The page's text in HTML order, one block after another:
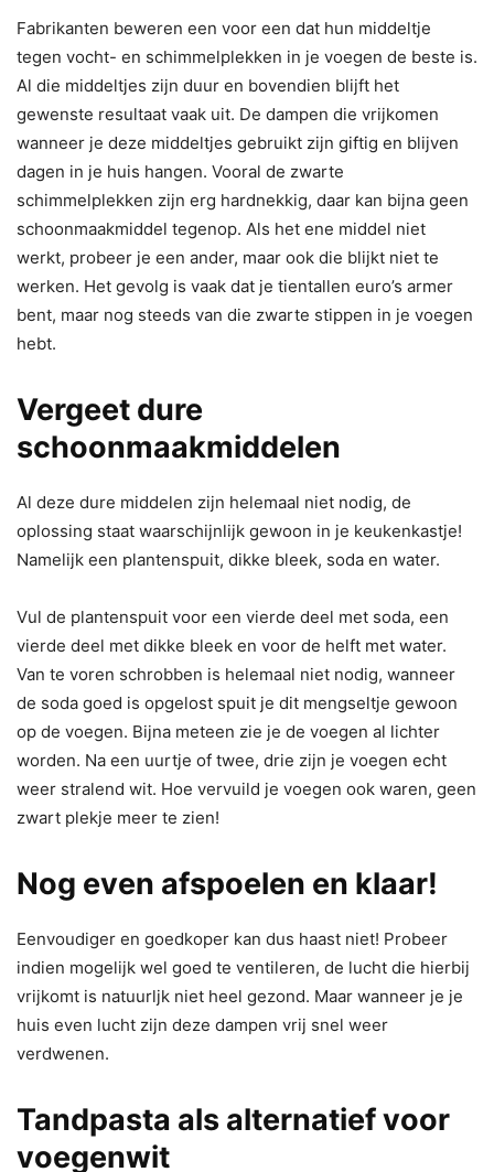
Fabrikanten beweren een voor een dat hun middeltje
tegen vocht- en schimmelplekken in je voegen de beste is.
Al die middeltjes zijn duur en bovendien blijft het
gewenste resultaat vaak uit. De dampen die vrijkomen
wanneer je deze middeltjes gebruikt zijn giftig en blijven
dagen in je huis hangen. Vooral de zwarte
schimmelplekken zijn erg hardnekkig, daar kan bijna geen
schoonmaakmiddel tegenop. Als het ene middel niet
werkt, probeer je een ander, maar ook die blijkt niet te
werken. Het gevolg is vaak dat je tientallen euro’s armer
bent, maar nog steeds van die zwarte stippen in je voegen
hebt.
Vergeet dure
schoonmaakmiddelen
Al deze dure middelen zijn helemaal niet nodig, de
oplossing staat waarschijnlijk gewoon in je keukenkastje!
Namelijk een plantenspuit, dikke bleek, soda en water.
Vul de plantenspuit voor een vierde deel met soda, een
vierde deel met dikke bleek en voor de helft met water.
Van te voren schrobben is helemaal niet nodig, wanneer
de soda goed is opgelost spuit je dit mengseltje gewoon
op de voegen. Bijna meteen zie je de voegen al lichter
worden. Na een uurtje of twee, drie zijn je voegen echt
weer stralend wit. Hoe vervuild je voegen ook waren, geen
zwart plekje meer te zien!
Nog even afspoelen en klaar!
Eenvoudiger en goedkoper kan dus haast niet! Probeer
indien mogelijk wel goed te ventileren, de lucht die hierbij
vrijkomt is natuurljk niet heel gezond. Maar wanneer je je
huis even lucht zijn deze dampen vrij snel weer
verdwenen.
Tandpasta als alternatief voor
voegenwit